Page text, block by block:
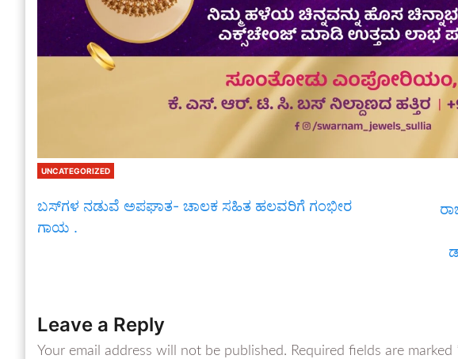
UNCATEGORIZED
ಬಸ್‌ಗಳ ನಡುವೆ ಅಪಘಾತ- ಚಾಲಕ ಸಹಿತ ಹಲವರಿಗೆ ಗಂಭೀರ
ಗಾಯ .
Leave a Reply
Your email address will not be published. Required fields are marked